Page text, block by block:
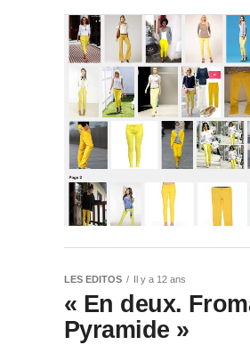
LES EDITOS Il y a 12 ans
« En deux.
Pyramide »